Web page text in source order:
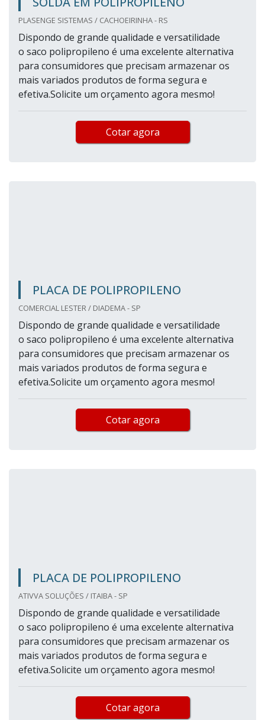
PLASENGE SISTEMAS / CACHOEIRINHA - RS
Dispondo de grande qualidade e versatilidade
o saco polipropileno é uma excelente alternativa
para consumidores que precisam armazenar os
mais variados produtos de forma segura e
efetiva.Solicite um orçamento agora mesmo!
Cotar agora
PLACA DE POLIPROPILENO
COMERCIAL LESTER / DIADEMA - SP
Dispondo de grande qualidade e versatilidade
o saco polipropileno é uma excelente alternativa
para consumidores que precisam armazenar os
mais variados produtos de forma segura e
efetiva.Solicite um orçamento agora mesmo!
Cotar agora
PLACA DE POLIPROPILENO
ATIVVA SOLUÇÕES / ITAIBA - SP
Dispondo de grande qualidade e versatilidade
o saco polipropileno é uma excelente alternativa
para consumidores que precisam armazenar os
mais variados produtos de forma segura e
efetiva.Solicite um orçamento agora mesmo!
Cotar agora